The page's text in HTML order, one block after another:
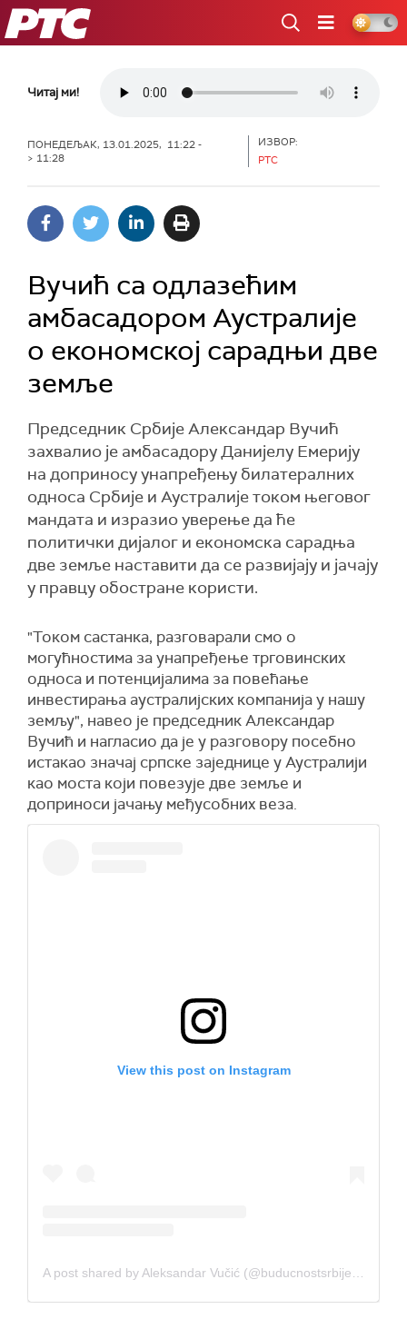
РТС
Читај ми!
ПОНЕДЕЉАК, 13.01.2025, 11:22 -
> 11:28
ИЗВОР:
РТС
Вучић са одлазећим
амбасадором Аустралије
о економској сарадњи две
земље
Председник Србије Александар Вучић
захвалио је амбасадору Данијелу Емерију
на доприносу унапређењу билатералних
односа Србије и Аустралије током његовог
мандата и изразио уверење да ће
политички дијалог и економска сарадња
две земље наставити да се развијају и јачају
у правцу обостране користи.
"Током састанка, разговарали смо о
могућностима за унапређење трговинских
односа и потенцијалима за повећање
инвестирања аустралијских компанија у нашу
земљу", навео је председник Александар
Вучић и нагласио да је у разговору посебно
истакао значај српске заједнице у Аустралији
као моста који повезује две земље и
доприноси јачању међусобних веза.
View this post on Instagram